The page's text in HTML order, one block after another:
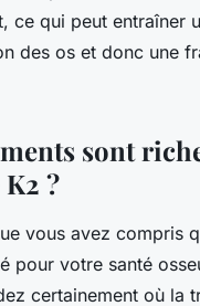
ce qui peut entraîner
des os et donc une
sont
?
vous avez compris
pour votre santé
certainement où la